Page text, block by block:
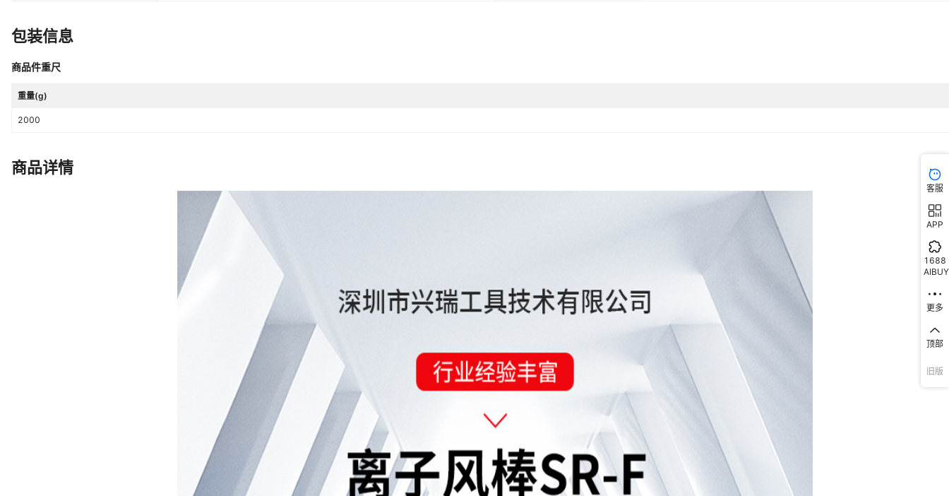
包装信息
商品件重尺
重量(g)
2000
商品详情
客服
APP
1688
AIBUY
更多
顶部
旧版